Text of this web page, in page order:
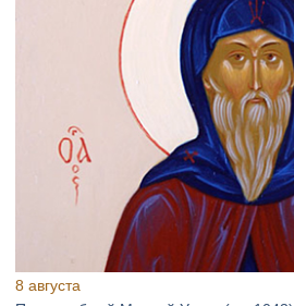
8 августа